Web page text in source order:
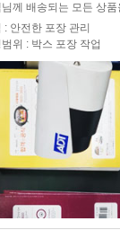
님께 배송되는 모든 상
: 안전한 포장 관리
위 : 박스 포장 작업